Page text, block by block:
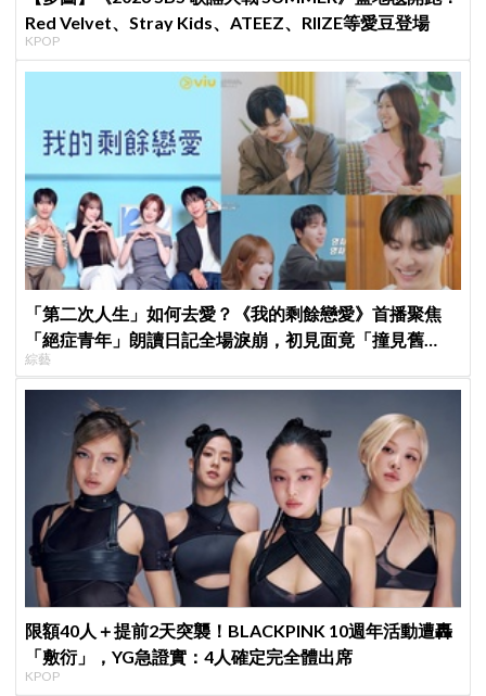
Red Velvet、Stray Kids、ATEEZ、RIIZE等愛豆登場
KPOP
「第二次人生」如何去愛？《我的剩餘戀愛》首播聚焦
「絕症青年」朗讀日記全場淚崩，初見面竟「撞見舊
識」！
綜藝
限額40人＋提前2天突襲！BLACKPINK 10週年活動遭轟
「敷衍」，YG急證實：4人確定完全體出席
KPOP